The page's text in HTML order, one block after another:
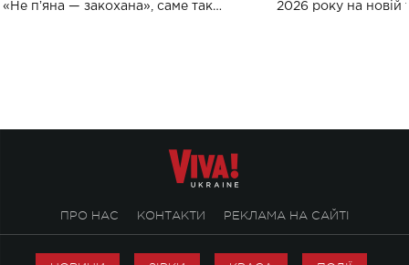
«Не пʼяна — закохана», саме так
2026 року на новій
ПРО НАС КОНТАКТИ РЕКЛАМА НА САЙТІ